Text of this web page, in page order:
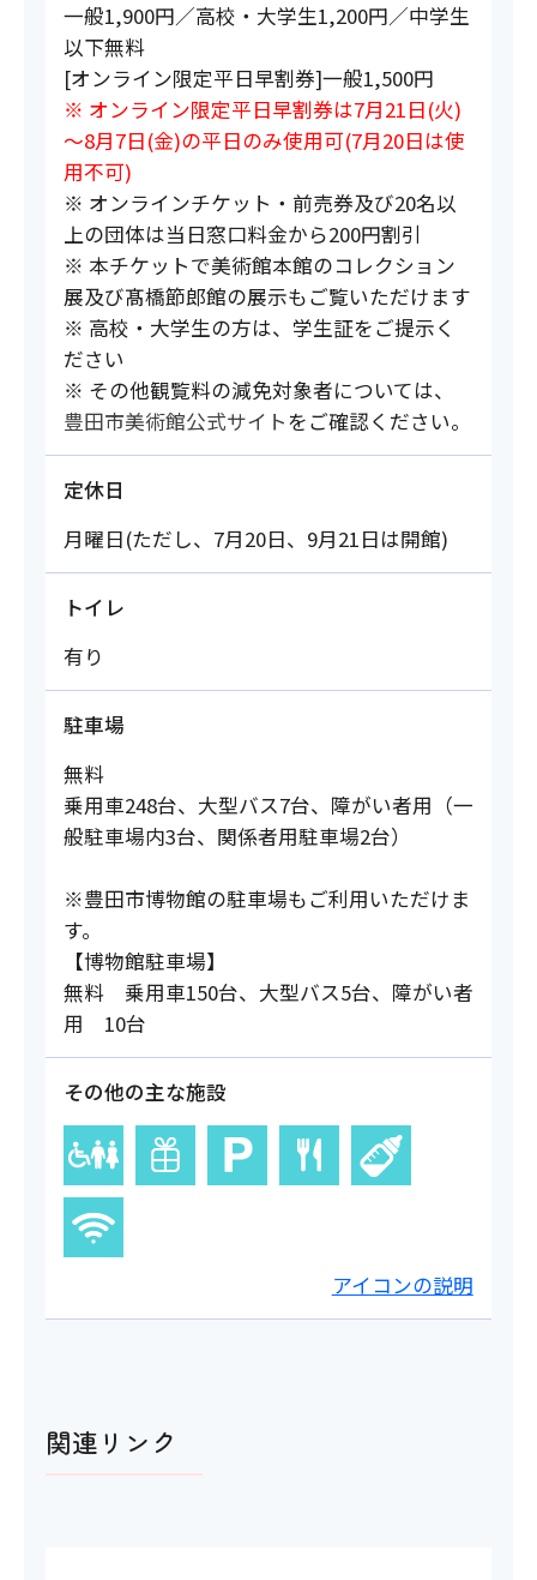
一般1,900円／高校・大学生1,200円／中学生
以下無料
[オンライン限定平日早割券]一般1,500円
※ オンライン限定平日早割券は7月21日(火)
～8月7日(金)の平日のみ使用可(7月20日は使
用不可)
※ オンラインチケット・前売券及び20名以
上の団体は当日窓口料金から200円割引
※ 本チケットで美術館本館のコレクション
展及び髙橋節郎館の展示もご覧いただけます
※ 高校・大学生の方は、学生証をご提示く
ださい
※ その他観覧料の減免対象者については、
豊田市美術館公式サイトをご確認ください。
定休日
月曜日(ただし、7月20日、9月21日は開館)
トイレ
有り
駐車場
無料
乗用車248台、大型バス7台、障がい者用（一
般駐車場内3台、関係者用駐車場2台）
※豊田市博物館の駐車場もご利用いただけま
す。
【博物館駐車場】
無料 乗用車150台、大型バス5台、障がい者
用 10台
その他の主な施設
アイコンの説明
関連リンク